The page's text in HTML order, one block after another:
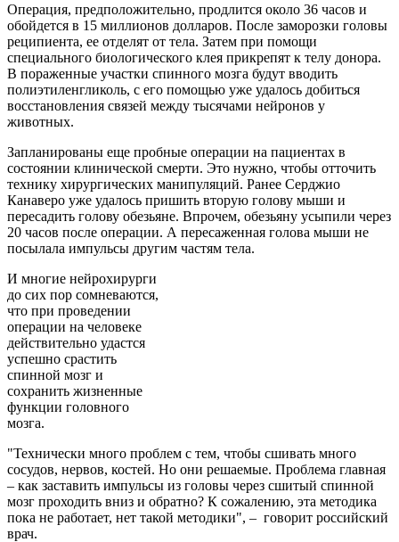
Операция, предположительно, продлится около 36 часов и
обойдется в 15 миллионов долларов. После заморозки головы
реципиента, ее отделят от тела. Затем при помощи
специального биологического клея прикрепят к телу донора.
В пораженные участки спинного мозга будут вводить
полиэтиленгликоль, с его помощью уже удалось добиться
восстановления связей между тысячами нейронов у
животных.
Запланированы еще пробные операции на пациентах в
состоянии клинической смерти. Это нужно, чтобы отточить
технику хирургических манипуляций. Ранее Серджио
Канаверо уже удалось пришить вторую голову мыши и
пересадить голову обезьяне. Впрочем, обезьяну усыпили через
20 часов после операции. А пересаженная голова мыши не
посылала импульсы другим частям тела.
И многие нейрохирурги
до сих пор сомневаются,
что при проведении
операции на человеке
действительно удастся
успешно срастить
спинной мозг и
сохранить жизненные
функции головного
мозга.
"Технически много проблем с тем, чтобы сшивать много
сосудов, нервов, костей. Но они решаемые. Проблема главная
– как заставить импульсы из головы через сшитый спинной
мозг проходить вниз и обратно? К сожалению, эта методика
пока не работает, нет такой методики", – говорит российский
врач.